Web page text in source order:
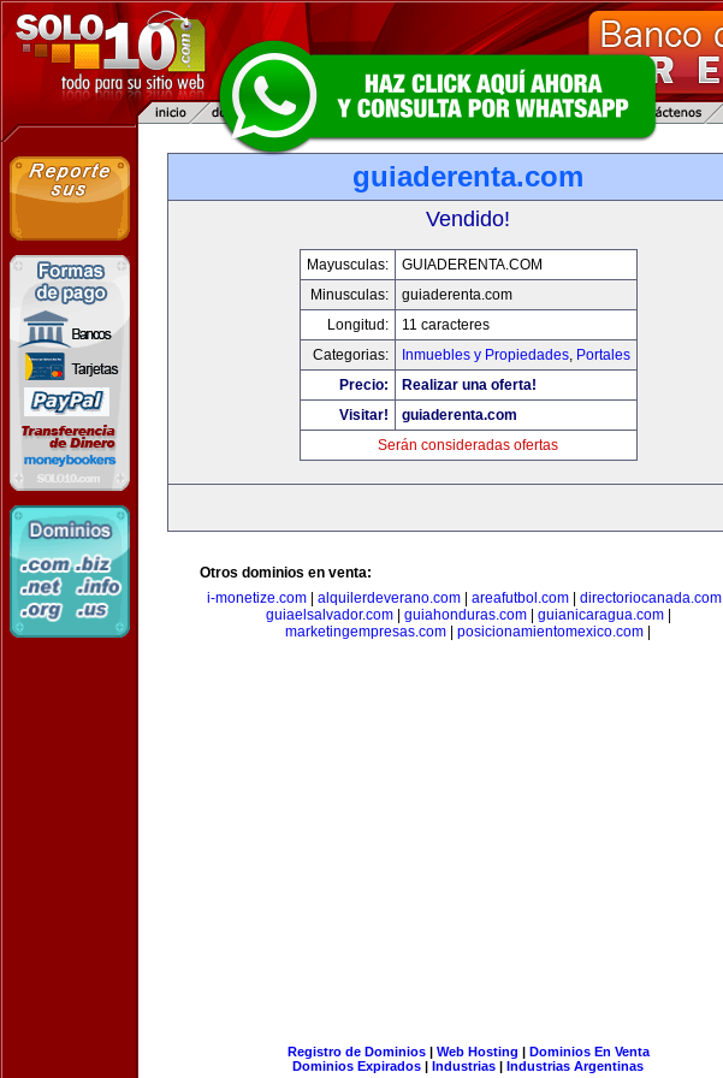
guiaderenta.com
Vendido!
Mayusculas:
GUIADERENTA.COM
Minusculas:
guiaderenta.com
Longitud:
11 caracteres
Categorias:
Inmuebles y Propiedades, Portales
Precio:
Realizar una oferta!
Visitar!
guiaderenta.com
Serán consideradas ofertas
Otros dominios en venta:
i-monetize.com
alquilerdeverano.com areafutbol.com directoriocanada.com
guiaelsalvador.com| guiahonduras.com| guianicaragua.com|
marketingempresas.com
posicionamientomexico.com
Registro de Dominios| Web Hosting | Dominios En Venta
Dominios Expirados | Industrias | Industrias Argentinas